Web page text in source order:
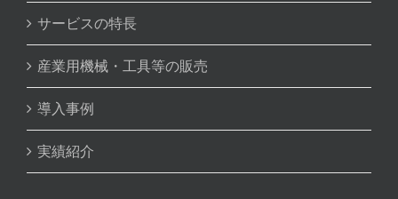
サービスの特長
産業用機械・工具等の販売
導入事例
実績紹介